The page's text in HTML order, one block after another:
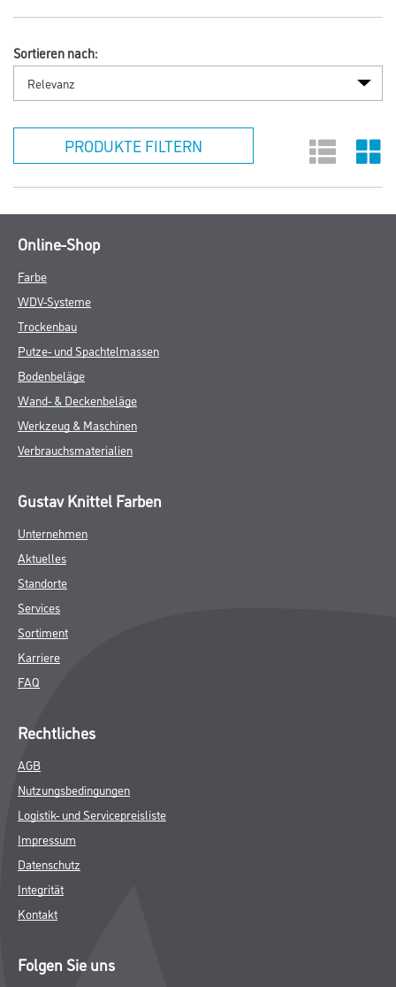
Sortieren nach:
PRODUKTE FILTERN
Online-Shop
Farbe
WDV-Systeme
Trockenbau
Putze- und Spachtelmassen
Bodenbeläge
Wand- & Deckenbeläge
Werkzeug & Maschinen
Verbrauchsmaterialien
Gustav Knittel Farben
Unternehmen
Aktuelles
Standorte
Services
Sortiment
Karriere
FAQ
Rechtliches
AGB
Nutzungsbedingungen
Logistik- und Servicepreisliste
Impressum
Datenschutz
Integrität
Kontakt
Folgen Sie uns